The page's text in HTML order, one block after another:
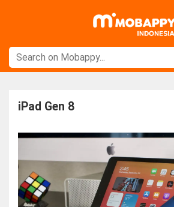
iPad Gen 8